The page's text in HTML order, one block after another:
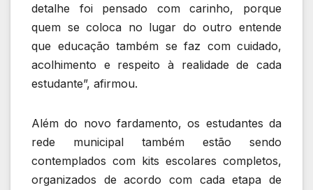
detalhe foi pensado com carinho, porque
quem se coloca no lugar do outro entende
que educação também se faz com cuidado,
acolhimento e respeito à realidade de cada
estudante”, afirmou.
Além do novo fardamento, os estudantes da
rede municipal também estão sendo
contemplados com kits escolares completos,
organizados de acordo com cada etapa de